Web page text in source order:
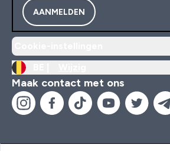
AANMELDEN
Maak contact met ons